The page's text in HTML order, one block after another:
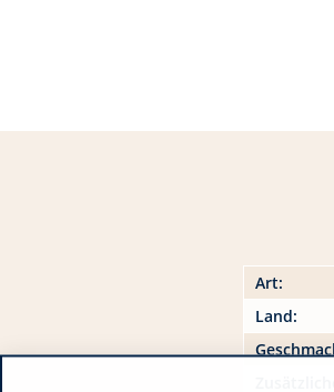
Art:
Land: